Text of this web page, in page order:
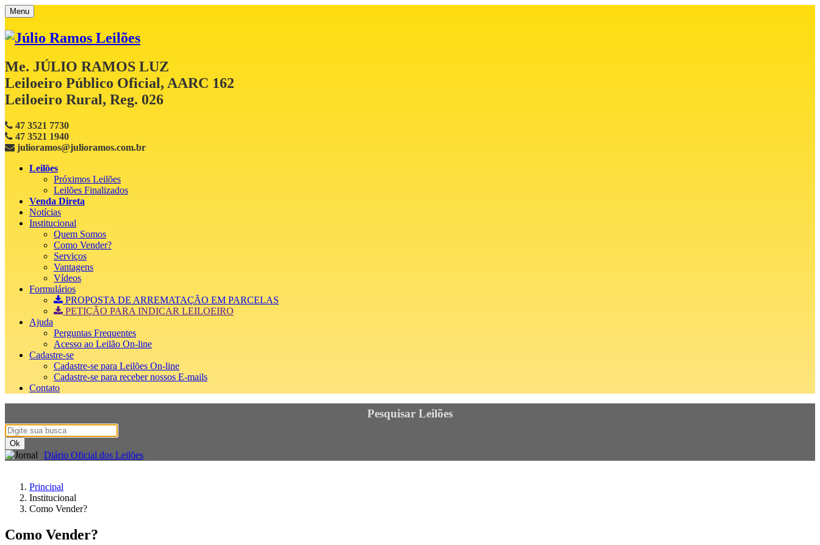
Menu
Me. JÚLIO RAMOS LUZ
Leiloeiro Público Oficial, AARC 162
Leiloeiro Rural, Reg. 026
47 3521 7730
47 3521 1940
julioramos@julioramos.com.br
Leilões
Próximos Leilões
Leilões Finalizados
Venda Direta
Notícias
Institucional
Quem Somos
Como Vender?
Serviços
Vantagens
Vídeos
Formulários
PROPOSTA DE ARREMATAÇÃO EM PARCELAS
PETIÇÃO PARA INDICAR LEILOEIRO
Ajuda
Perguntas Frequentes
Acesso ao Leilão On-line
Cadastre-se
Cadastre-se para Leilões On-line
Cadastre-se para receber nossos E-mails
Contato
Pesquisar Leilões
Diário Oficial dos Leilões
Principal
Institucional
Como Vender?
Como Vender?